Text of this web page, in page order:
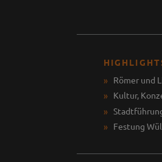
Römer und
Kultur,
Festung